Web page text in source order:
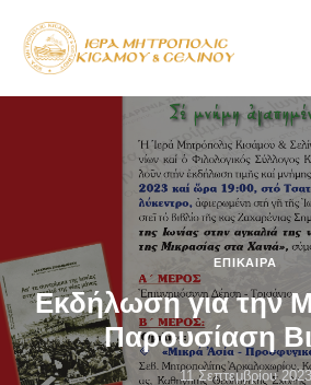
ΕΠΊΚΑΙΡΑ
Εκδήλωση για την
Παρουσίαση
11 Σεπτεμβρίου 2023